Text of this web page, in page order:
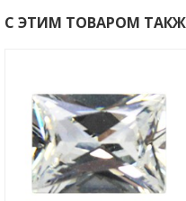
С ЭТИМ ТОВАРОМ